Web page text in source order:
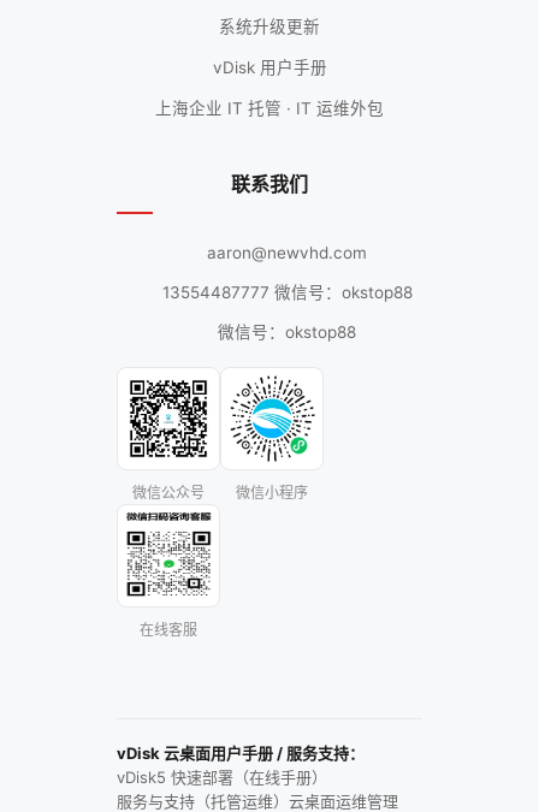
系统升级更新
vDisk 用户手册
上海企业 IT 托管 · IT 运维外包
联系我们
aaron@newvhd.com
13554487777 微信号：okstop88
微信号：okstop88
微信公众号 微信小程序
在线客服
vDisk 云桌面用户手册 / 服务支持：
vDisk5 快速部署（在线手册）
服务与支持（托管运维）云桌面运维管理